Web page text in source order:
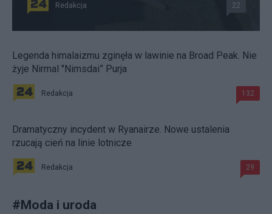
Redakcja 22
Legenda himalaizmu zginęła w lawinie na Broad Peak. Nie
żyje Nirmal "Nimsdai” Purja
Redakcja 132
Dramatyczny incydent w Ryanairze. Nowe ustalenia
rzucają cień na linie lotnicze
Redakcja 29
#Moda i uroda